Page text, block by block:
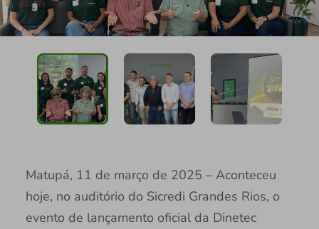
Matupá, 11 de março de 2025 – Aconteceu
hoje, no auditório do Sicredi Grandes Rios, o
evento de lançamento oficial da Dinetec